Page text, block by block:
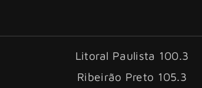
Litoral Paulista 100.3
Ribeirão Preto 105.3